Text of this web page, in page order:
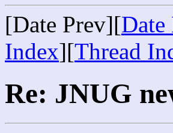
[Date Prev][Date
Index][Thread
Re: JNUG